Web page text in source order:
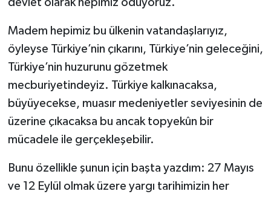
Madem hepimiz bu ülkenin vatandaşlarıyız,
öyleyse Türkiye’nin çıkarını, Türkiye’nin geleceğini,
Türkiye’nin huzurunu gözetmek
mecburiyetindeyiz. Türkiye kalkınacaksa,
büyüyecekse, muasır medeniyetler seviyesinin de
üzerine çıkacaksa bu ancak topyekûn bir
mücadele ile gerçekleşebilir.
Bunu özellikle şunun için başta yazdım: 27 Mayıs
ve 12 Eylül olmak üzere yargı tarihimizin her